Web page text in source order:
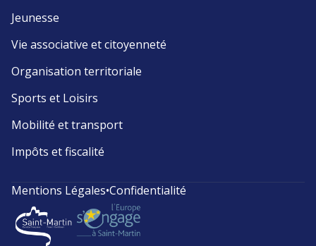
Jeunesse
Vie associative et citoyenneté
Organisation territoriale
Sports et Loisirs
Mobilité et transport
Impôts et fiscalité
Mentions Légales•Confidentialité